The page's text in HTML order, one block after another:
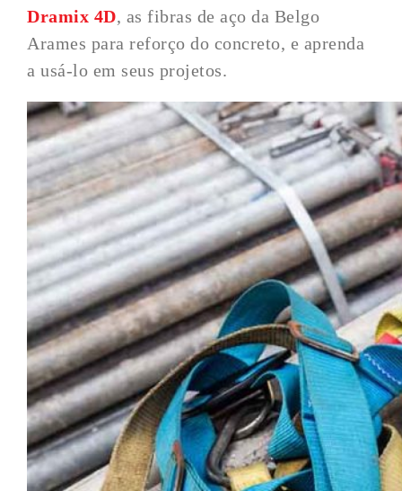
Dramix 4D, as fibras de aço da Belgo
Arames para reforço do concreto, e aprenda
a usá-lo em seus projetos.